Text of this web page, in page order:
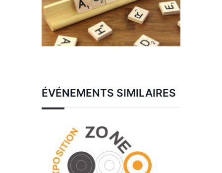
ÉVÉNEMENTS SIMILAIRES